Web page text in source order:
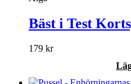
Bäst i Test
179 kr